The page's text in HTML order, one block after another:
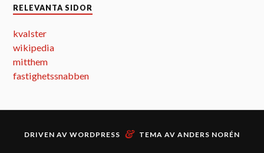
RELEVANTA SIDOR
kvalster
wikipedia
mitthem
fastighetssnabben
DRIVEN AV WORDPRESS & TEMA AV ANDERS NORÉN